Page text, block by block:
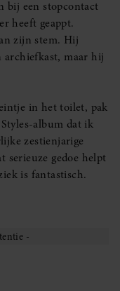
bij een stopcontact
heeft geappt.
zijn stem. Hij
archiefkast, maar hij
in het toilet, pak
album dat ik
zestienjarige
serieuze gedoe helpt
is fantastisch.